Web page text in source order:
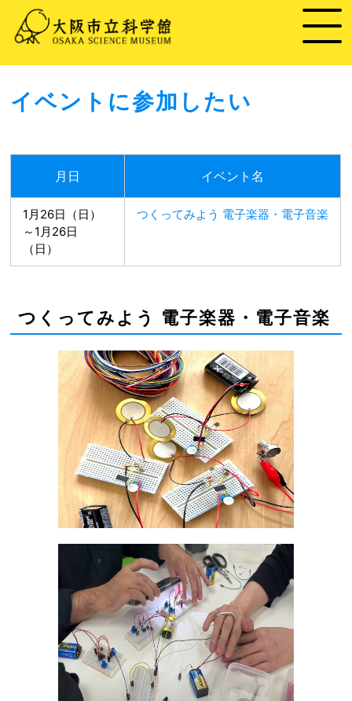
イベントに参加したい
月日 イベント名
1月26日（日）
～1月26日
（日）
つくってみよう 電子楽器・電子音楽
つくってみよう 電子楽器・電子音楽